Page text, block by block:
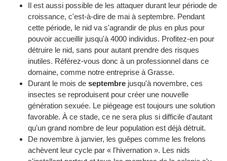
Il est aussi possible de les attaquer durant leur période de
croissance, c'est-à-dire de mai à septembre. Pendant
cette période, le nid va s'agrandir de plus en plus pour
pouvoir accueillir jusqu'à 4000 individus. Profitez-en pour
détruire le nid, sans pour autant prendre des risques
inutiles. Référez-vous donc à un professionnel dans ce
domaine, comme notre entreprise à Grasse.
Durant le mois de septembre jusqu'à novembre, ces
insectes se reproduisent pour créer une nouvelle
génération sexuée. Le piégeage est toujours une solution
favorable. À ce stade, ce ne sera plus si difficile d'autant
qu'un grand nombre de leur population est déjà détruit.
De novembre à janvier, les guêpes comme les frelons
achèvent leur cycle par « l'hivernation ». Les nids